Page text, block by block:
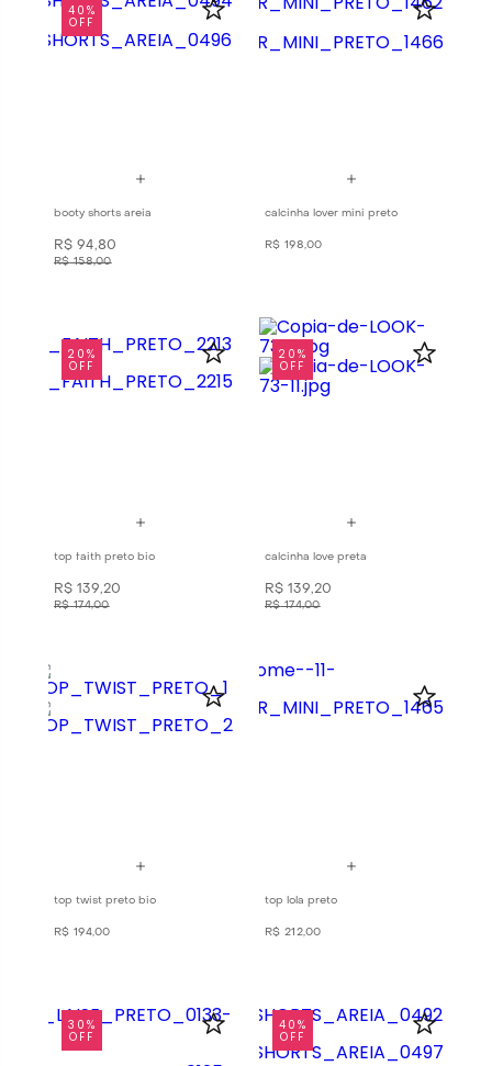
40%
OFF
booty shorts areia
R$ 94,80
R$ 158,00
calcinha lover mini preto
R$ 198,00
20%
OFF
top faith preto bio
R$ 139,20
R$ 174,00
20%
OFF
calcinha love preta
R$ 139,20
R$ 174,00
top twist preto bio
R$ 194,00
top lola preto
R$ 212,00
30%
OFF
40%
OFF